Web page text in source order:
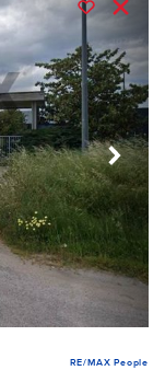
RE/MAX People